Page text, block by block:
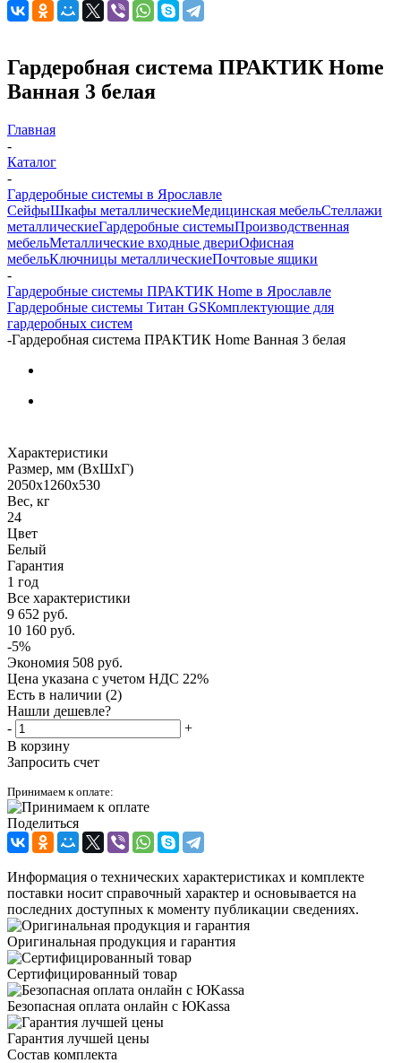
Гардеробная система ПРАКТИК Home
Ванная 3 белая
Главная
-
Каталог
-
Гардеробные системы в Ярославле
СейфыШкафы металлическиеМедицинская мебельСтеллажи
металлическиеГардеробные системыПроизводственная
мебельМеталлические входные двериОфисная
мебельКлючницы металлическиеПочтовые ящики
-
Гардеробные системы ПРАКТИК Home в Ярославле
Гардеробные системы Титан GSКомплектующие для
гардеробных систем
-Гардеробная система ПРАКТИК Home Ванная 3 белая
Характеристики
Размер, мм (ВхШхГ)
2050x1260x530
Вес, кг
24
Цвет
Белый
Гарантия
1 год
Все характеристики
9 652 руб.
10 160 руб.
-5%
Экономия 508 руб.
Цена указана с учетом НДС 22%
Есть в наличии (2)
Нашли дешевле?
-
+
В корзину
Запросить счет
Принимаем к оплате:
Поделиться
Информация о технических характеристиках и комплекте
поставки носит справочный характер и основывается на
последних доступных к моменту публикации сведениях.
Оригинальная продукция и гарантия
Сертифицированный товар
Безопасная оплата онлайн с ЮKassa
Гарантия лучшей цены
Состав комплекта